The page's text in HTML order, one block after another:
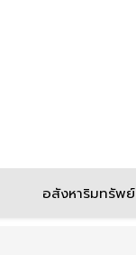
อสังหาริมทรัพย์